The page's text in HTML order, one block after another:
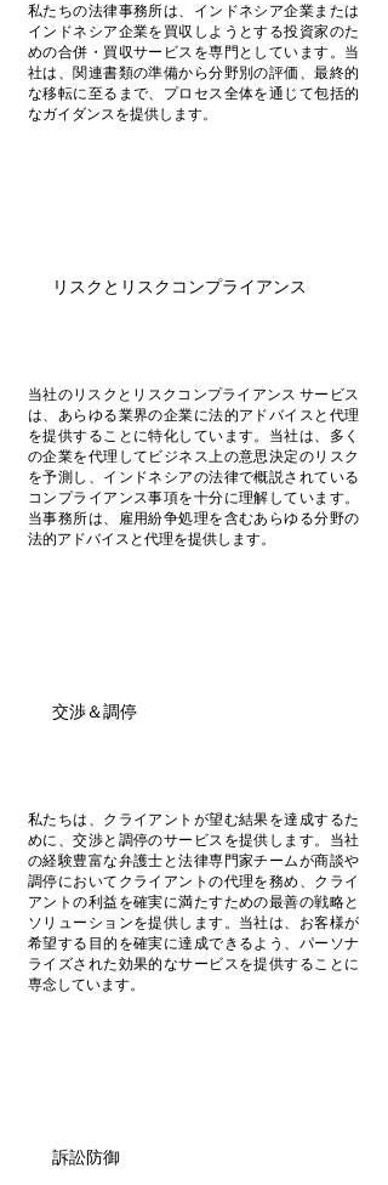
私たちの法律事務所は、インドネシア企業または
インドネシア企業を買収しようとする投資家のた
めの合併・買収サービスを専門としています。当
社は、関連書類の準備から分野別の評価、最終的
な移転に至るまで、プロセス全体を通じて包括的
なガイダンスを提供します。
リスクとリスクコンプライアンス
当社のリスクとリスクコンプライアンス サービス
は、あらゆる業界の企業に法的アドバイスと代理
を提供することに特化しています。当社は、多く
の企業を代理してビジネス上の意思決定のリスク
を予測し、インドネシアの法律で概説されている
コンプライアンス事項を十分に理解しています。
当事務所は、雇用紛争処理を含むあらゆる分野の
法的アドバイスと代理を提供します。
交渉＆調停
私たちは、クライアントが望む結果を達成するた
めに、交渉と調停のサービスを提供します。当社
の経験豊富な弁護士と法律専門家チームが商談や
調停においてクライアントの代理を務め、クライ
アントの利益を確実に満たすための最善の戦略と
ソリューションを提供します。当社は、お客様が
希望する目的を確実に達成できるよう、パーソナ
ライズされた効果的なサービスを提供することに
専念しています。
訴訟防御